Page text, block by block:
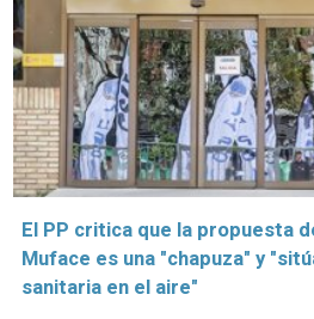
El PP critica que la propuesta
Muface es una "chapuza" y
sanitaria en el aire"